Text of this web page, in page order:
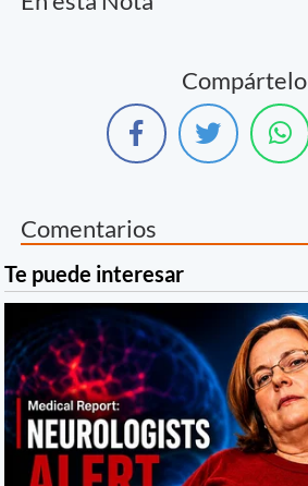
Compártelo
Comentarios